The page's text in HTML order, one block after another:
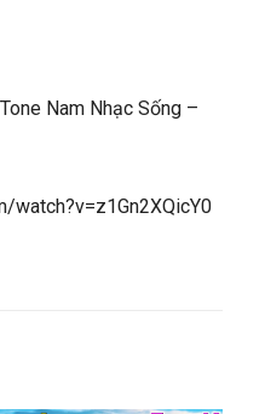
Nam Nhạc Sống –
watch?v=z1Gn2XQicY0